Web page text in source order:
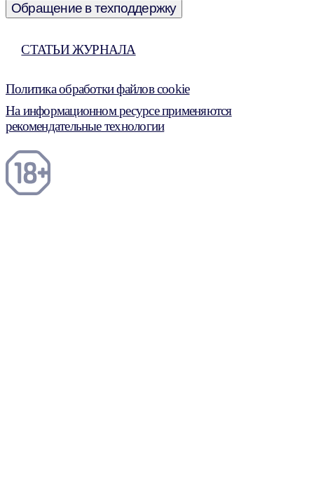
Обращение в техподдержку
СТАТЬИ ЖУРНАЛА
Политика обработки файлов cookie
На информационном ресурсе применяются
рекомендательные технологии